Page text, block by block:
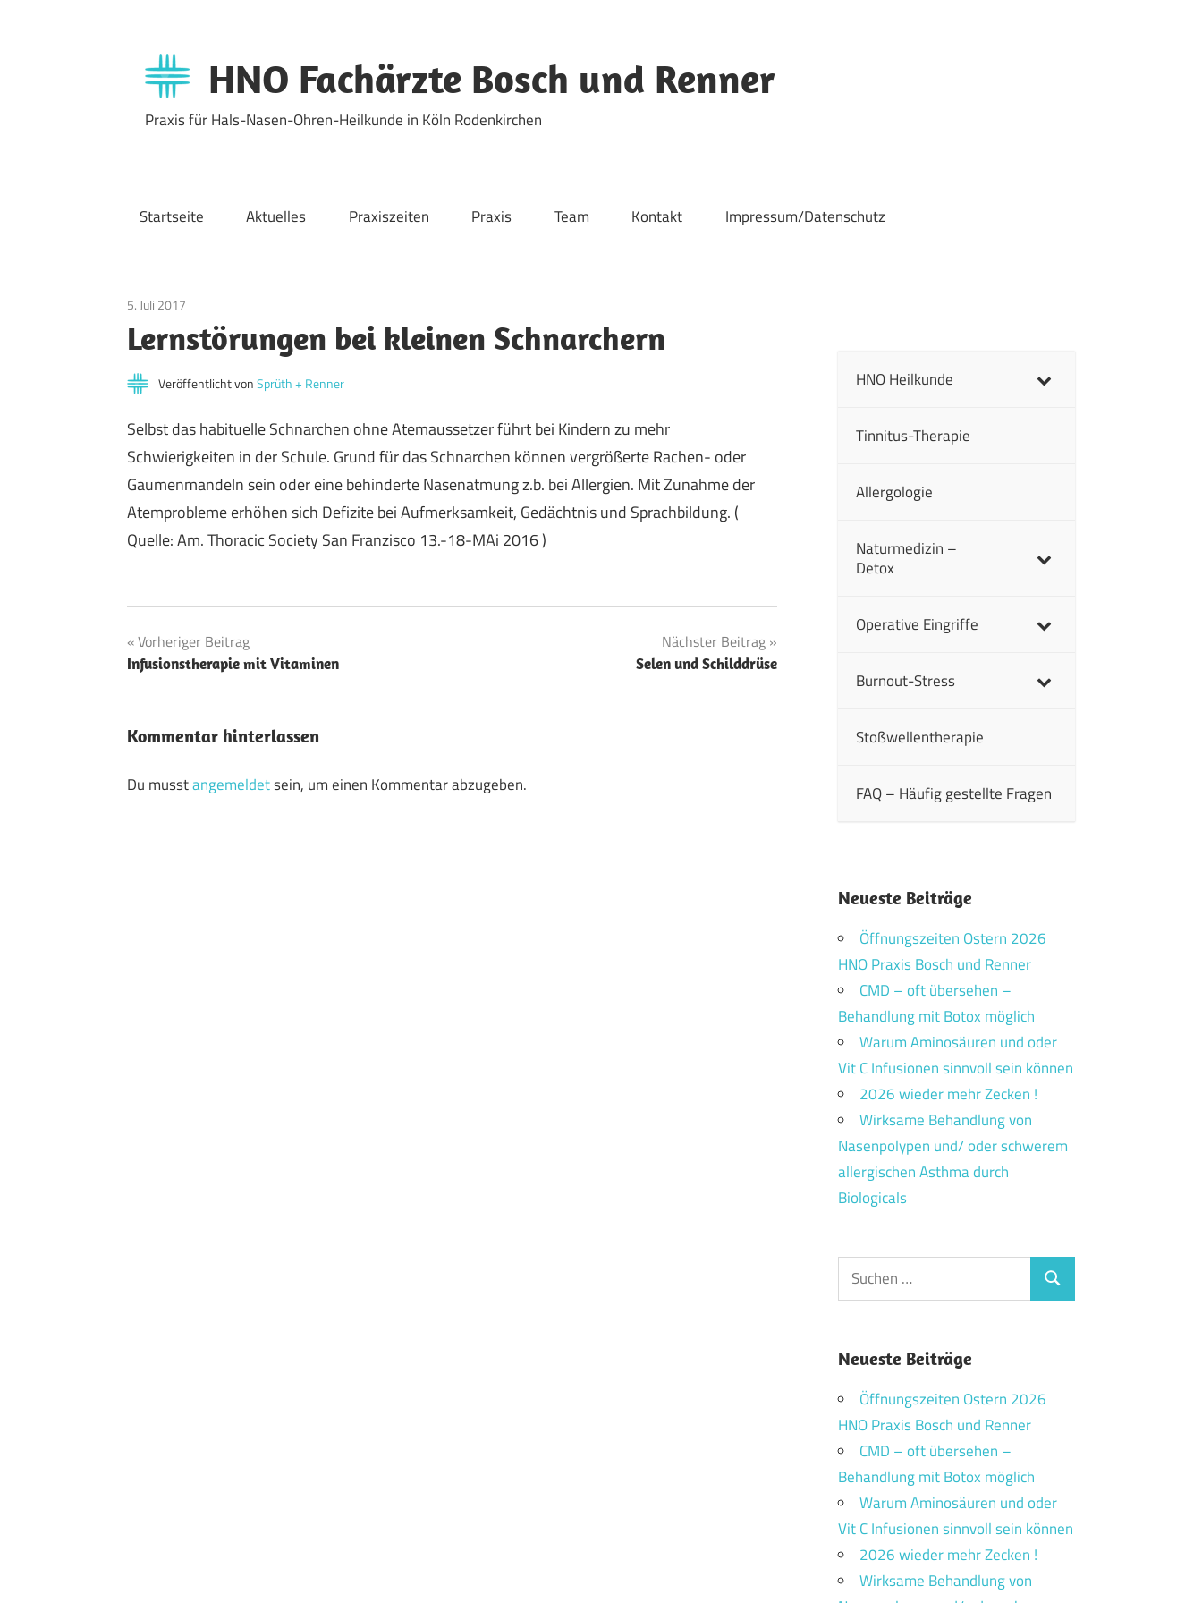
springen
HNO Fachärzte Bosch und Renner
Praxis für Hals-Nasen-Ohren-Heilkunde in Köln Rodenkirchen
Startseite Aktuelles Praxiszeiten Praxis Team Kontakt Impressum/Datenschutz
5. Juli 2017
Lernstörungen bei kleinen Schnarchern
Veröffentlicht vonSprüth + Renner
Selbst das habituelle Schnarchen ohne Atemaussetzer führt bei Kindern zu mehr
Schwierigkeiten in der Schule. Grund für das Schnarchen können vergrößerte Rachen- oder
Gaumenmandeln sein oder eine behinderte Nasenatmung z.b. bei Allergien. Mit Zunahme der
Atemprobleme erhöhen sich Defizite bei Aufmerksamkeit, Gedächtnis und Sprachbildung. (
Quelle: Am. Thoracic Society San Franzisco 13.-18-MAi 2016 )
Beitragsnavigation
Vorheriger Beitrag
Infusionstherapie mit Vitaminen
Nächster Beitrag
Selen und Schilddrüse
Kommentar hinterlassen
Du musstangemeldetsein, um einen Kommentar abzugeben.
HNO Heilkunde
Tinnitus-Therapie
Allergologie
Naturmedizin –
Detox
Operative Eingriffe
Burnout-Stress
Stoßwellentherapie
FAQ – Häufig gestellte Fragen
Neueste Beiträge
Öffnungszeiten Ostern 2026
HNO Praxis Bosch und Renner
CMD – oft übersehen –
Behandlung mit Botox möglich
Warum Aminosäuren und oder
Vit C Infusionen sinnvoll sein können
2026 wieder mehr Zecken !
Wirksame Behandlung von
Nasenpolypen und/ oder schwerem
allergischen Asthma durch
Biologicals
Suchen
nach:
Suchen
Neueste Beiträge
Öffnungszeiten Ostern 2026
HNO Praxis Bosch und Renner
CMD – oft übersehen –
Behandlung mit Botox möglich
Warum Aminosäuren und oder
Vit C Infusionen sinnvoll sein können
2026 wieder mehr Zecken !
Wirksame Behandlung von